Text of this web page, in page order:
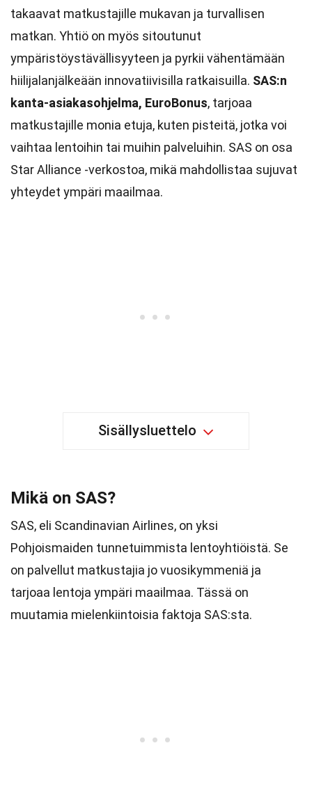
takaavat matkustajille mukavan ja turvallisen
matkan. Yhtiö on myös sitoutunut
ympäristöystävällisyyteen ja pyrkii vähentämään
hiilijalanjälkeään innovatiivisilla ratkaisuilla. SAS:n
kanta-asiakasohjelma, EuroBonus, tarjoaa
matkustajille monia etuja, kuten pisteitä, jotka voi
vaihtaa lentoihin tai muihin palveluihin. SAS on osa
Star Alliance -verkostoa, mikä mahdollistaa sujuvat
yhteydet ympäri maailmaa.
Sisällysluettelo
Mikä on SAS?
SAS, eli Scandinavian Airlines, on yksi
Pohjoismaiden tunnetuimmista lentoyhtiöistä. Se
on palvellut matkustajia jo vuosikymmeniä ja
tarjoaa lentoja ympäri maailmaa. Tässä on
muutamia mielenkiintoisia faktoja SAS:sta.